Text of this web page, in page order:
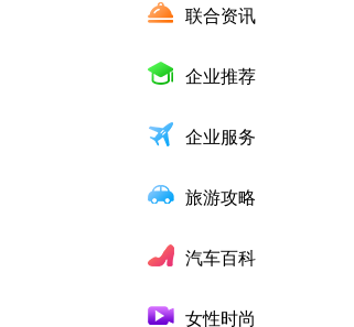
联合资讯
企业推荐
企业服务
旅游攻略
汽车百科
女性时尚